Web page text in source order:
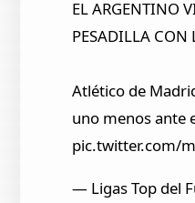
EL ARGENTINO
PESADILLA
Atlético de
uno menos ante
pic.twitter.com/
— Ligas Top del